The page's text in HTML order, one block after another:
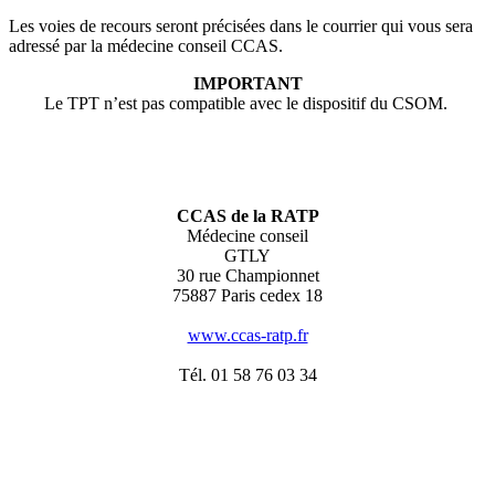
Les voies de recours seront précisées dans le courrier qui vous sera
adressé par la médecine conseil CCAS.
IMPORTANT
Le TPT n’est pas compatible avec le dispositif du CSOM.
CCAS de la RATP
Médecine conseil
GTLY
30 rue Championnet
75887 Paris cedex 18
www.ccas-ratp.fr
Tél. 01 58 76 03 34